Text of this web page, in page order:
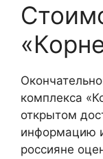
комплекса
открытом
информацию
россияне